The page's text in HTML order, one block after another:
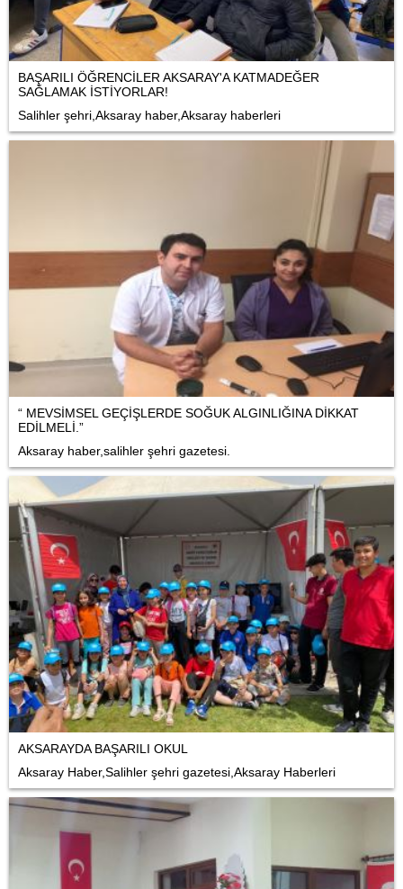
BAŞARILI ÖĞRENCİLER AKSARAY'A KATMADEĞER
SAĞLAMAK İSTİYORLAR!
Salihler şehri,Aksaray haber,Aksaray haberleri
“ MEVSİMSEL GEÇİŞLERDE SOĞUK ALGINLIĞINA DİKKAT
EDİLMELİ.”
Aksaray haber,salihler şehri gazetesi.
AKSARAYDA BAŞARILI OKUL
Aksaray Haber,Salihler şehri gazetesi,Aksaray Haberleri